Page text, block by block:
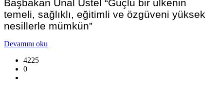
Başbakan Ünal Üstel “Güçlü bir ülkenin
temeli, sağlıklı, eğitimli ve özgüveni yüksek
nesillerle mümkün”
Devamını oku
4225
0